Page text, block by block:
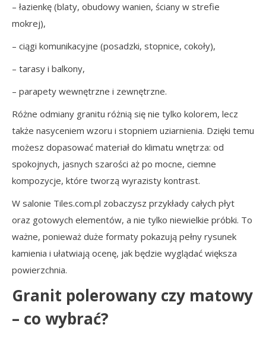
– łazienkę (blaty, obudowy wanien, ściany w strefie
mokrej),
– ciągi komunikacyjne (posadzki, stopnice, cokoły),
– tarasy i balkony,
– parapety wewnętrzne i zewnętrzne.
Różne odmiany granitu różnią się nie tylko kolorem, lecz
także nasyceniem wzoru i stopniem uziarnienia. Dzięki temu
możesz dopasować materiał do klimatu wnętrza: od
spokojnych, jasnych szarości aż po mocne, ciemne
kompozycje, które tworzą wyrazisty kontrast.
W salonie Tiles.com.pl zobaczysz przykłady całych płyt
oraz gotowych elementów, a nie tylko niewielkie próbki. To
ważne, ponieważ duże formaty pokazują pełny rysunek
kamienia i ułatwiają ocenę, jak będzie wyglądać większa
powierzchnia.
Granit polerowany czy matowy
– co wybrać?